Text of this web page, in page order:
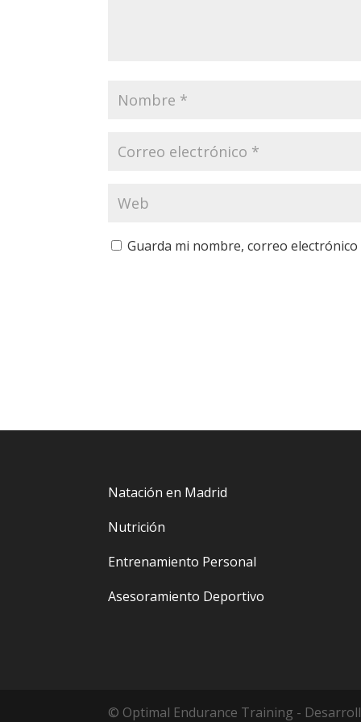
Guarda mi nombre, correo
Natación en Madrid
Nutrición
Entrenamiento Personal
Asesoramiento Deportivo
© Optimal Endurance Training -